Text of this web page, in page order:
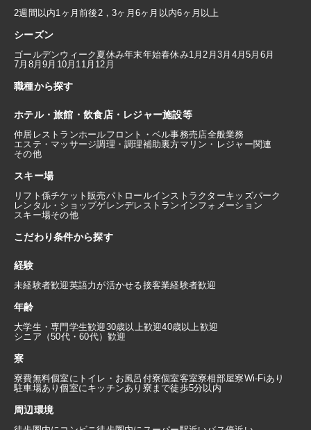
2週間以内1ヶ月前後2，3ヶ月 6ヶ月以内6ヶ月以上
シーズン
ゴールデンウィーク 夏休み年末年始春休み1月2月3月 4月5月 6月
7月 8月9月 10月 11月 12月
職種から探す
ホテル・旅館・飲食店・レジャー施設等
仲居 レストランホールフロント・ベル事務売店全般業務
エステ・マッサージ調理・調理補助裏方マリン・レジャー関連
その他
スキー場
リフト係チケット販売パトロールインストラクターキッズパーク
レンタル・ショップゲレンデレストラン インフォメーション
スキー場その他
こだわり条件から探す
経験
未経験者歓迎英語力が活かせる接客業経験者歓迎
年齢
大学生・専門学生歓迎30歳以上歓迎40歳以上歓迎
シニア（50代・60代）歓迎
寮
寮費無料個室にトイレ・お風呂付寮個室客室寮相部屋寮Wi-Fiあり
駐車場あり個室にキッチンあり 寮まで徒歩5分以内
周辺環境